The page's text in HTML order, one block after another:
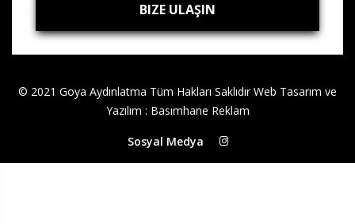
BIZE ULAŞIN
BIZE ULAŞIN
© 2021 Goya Aydınlatma Tüm Hakları SaklıdırWeb Tasarım ve
Yazılım : Basımhane Reklam
Sosyal Medya